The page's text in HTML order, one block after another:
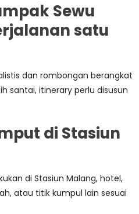
Sewu
satu
dan rombongan berangkat
santai, itinerary perlu disusun
di Stasiun
di Stasiun Malang, hotel,
atau titik kumpul lain sesuai